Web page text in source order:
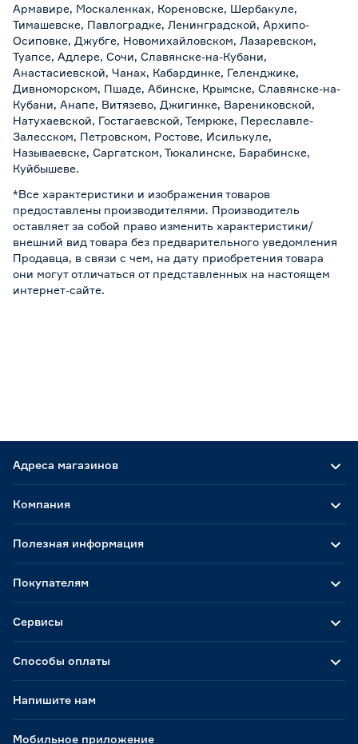
Армавире, Москаленках, Кореновске, Шербакуле,
Тимашевске, Павлоградке, Ленинградской, Архипо-
Осиповке, Джубге, Новомихайловском, Лазаревском,
Туапсе, Адлере, Сочи, Славянске-на-Кубани,
Анастасиевской, Чанах, Кабардинке, Геленджике,
Дивноморском, Пшаде, Абинске, Крымске, Славянске-на-
Кубани, Анапе, Витязево, Джигинке, Варениковской,
Натухаевской, Гостагаевской, Темрюке, Переславле-
Залесском, Петровском, Ростове, Исилькуле,
Называевске, Саргатском, Тюкалинске, Барабинске,
Куйбышеве.
*Все характеристики и изображения товаров
предоставлены производителями. Производитель
оставляет за собой право изменить характеристики/
внешний вид товара без предварительного уведомления
Продавца, в связи с чем, на дату приобретения товара
они могут отличаться от представленных на настоящем
интернет-сайте.
Адреса магазинов
Способы оплаты
Мобильное приложение
Компания
Полезная информация
Покупателям
Сервисы
Напишите нам